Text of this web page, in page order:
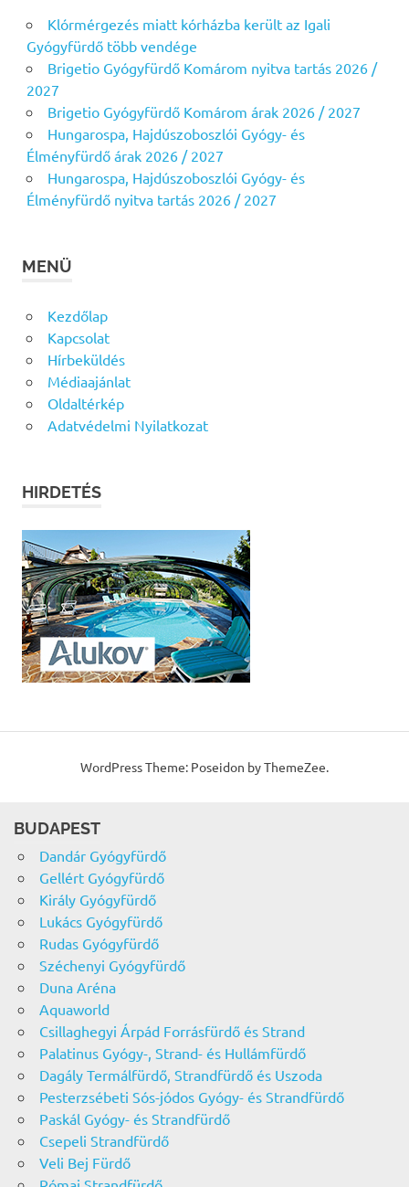
Klórmérgezés miatt kórházba került az Igali
Gyógyfürdő több vendége
Brigetio Gyógyfürdő Komárom nyitva tartás 2026 /
2027
Brigetio Gyógyfürdő Komárom árak 2026 / 2027
Hungarospa, Hajdúszoboszlói Gyógy- és
Élményfürdő árak 2026 / 2027
Hungarospa, Hajdúszoboszlói Gyógy- és
Élményfürdő nyitva tartás 2026 / 2027
MENÜ
Kezdőlap
Kapcsolat
Hírbeküldés
Médiaajánlat
Oldaltérkép
Adatvédelmi Nyilatkozat
HIRDETÉS
WordPress Theme: Poseidon by ThemeZee.
BUDAPEST
Dandár Gyógyfürdő
Gellért Gyógyfürdő
Király Gyógyfürdő
Lukács Gyógyfürdő
Rudas Gyógyfürdő
Széchenyi Gyógyfürdő
Duna Aréna
Aquaworld
Csillaghegyi Árpád Forrásfürdő és Strand
Palatinus Gyógy-, Strand- és Hullámfürdő
Dagály Termálfürdő, Strandfürdő és Uszoda
Pesterzsébeti Sós-jódos Gyógy- és Strandfürdő
Paskál Gyógy- és Strandfürdő
Csepeli Strandfürdő
Veli Bej Fürdő